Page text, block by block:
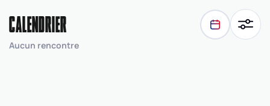
CALENDRIER
Aucun rencontre